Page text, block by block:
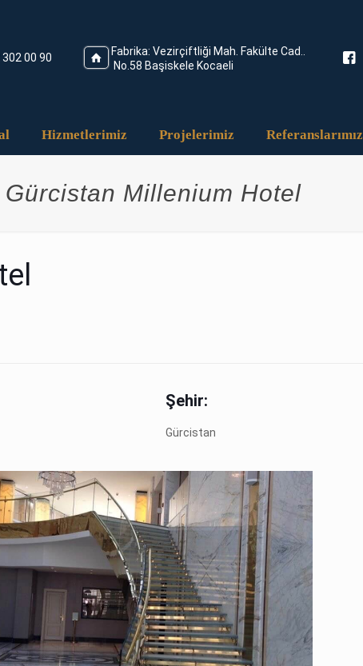
00 90
Fabrika: Vezirçiftliği Mah. Fakülte Cad..
No.58 Başiskele Kocaeli
Hizmetlerimiz Projelerimiz Referanslarımız
Gürcistan Millenium Hotel
Şehir:
Gürcistan